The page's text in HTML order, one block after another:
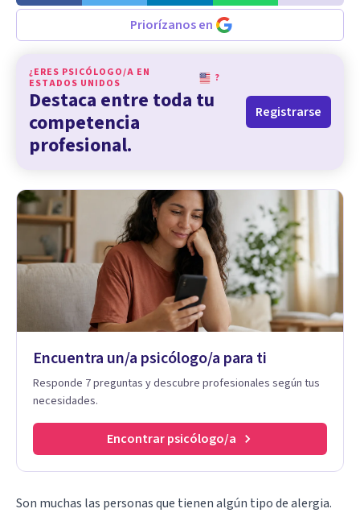
Priorízanos en
¿ERES PSICÓLOGO/A EN
ESTADOS UNIDOS
?
Destaca entre toda tu
competencia
profesional.
Registrarse
Encuentra un/a psicólogo/a para ti
Responde 7 preguntas y descubre profesionales según tus
necesidades.
Encontrar psicólogo/a
Son muchas las personas que tienen algún tipo de alergia.